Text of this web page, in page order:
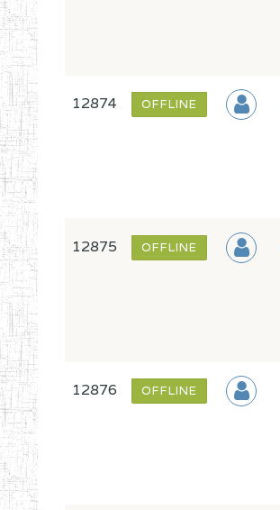
12874 OFFLINE
12875 OFFLINE
12876 OFFLINE